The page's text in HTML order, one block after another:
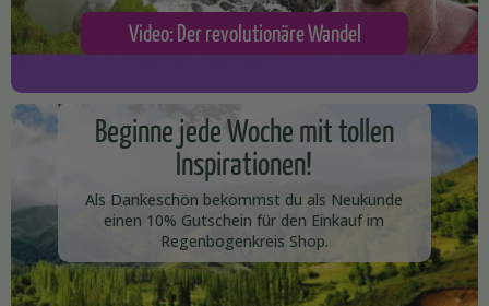
Video: Der revolutionäre Wandel
Beginne jede Woche mit tollen
Inspirationen!
Als Dankeschön bekommst du als Neukunde
einen 10% Gutschein für den Einkauf im
Regenbogenkreis Shop.​